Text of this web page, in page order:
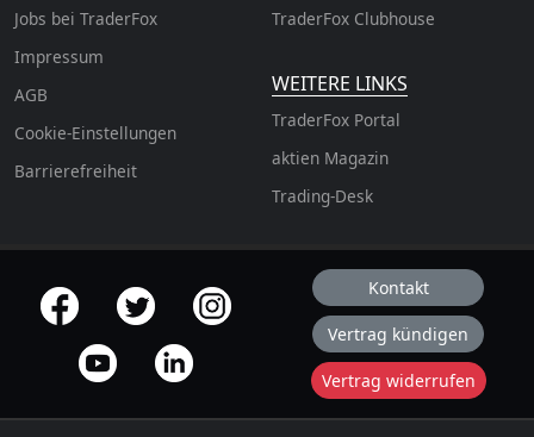
Jobs bei TraderFox
Impressum
AGB
Cookie-Einstellungen
Barrierefreiheit
TraderFox Clubhouse
WEITERE LINKS
TraderFox Portal
aktien Magazin
Trading-Desk
offizielle Social Media-Accounts Kontakt
Vertrag kündigen
Vertrag widerrufen